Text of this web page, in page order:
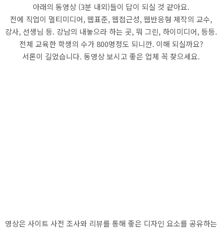
아래의 동영상 (3분 내외)들이 답이 되실 것 같아요.
전에 직업이 멀티미디어, 웹표준, 웹접근성, 웹반응형 제작의 교수,
강사, 선생님 등. 강남의 내놓으라 하는 곳, 뭐 그린, 하이미디어, 등등.
전체 교육한 학생의 수가 800명정도 되니깐. 이해 되실까요?
서론이 길었습니다. 동영상 보시고 좋은 업체 꼭 찾으세요.
영상은 사이트 사전 조사와 리뷰를 통해 좋은 디자인 요소를 공유하는